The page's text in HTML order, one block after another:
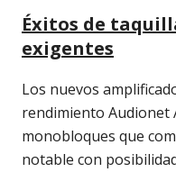
Éxitos de
exigentes
Los nuevos
rendimiento Audionet
monobloques que
notable con